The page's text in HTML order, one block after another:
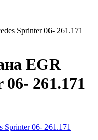
Sprinter 06- 261.171
EGR
261.171